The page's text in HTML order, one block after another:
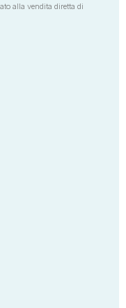
alla vendita diretta di